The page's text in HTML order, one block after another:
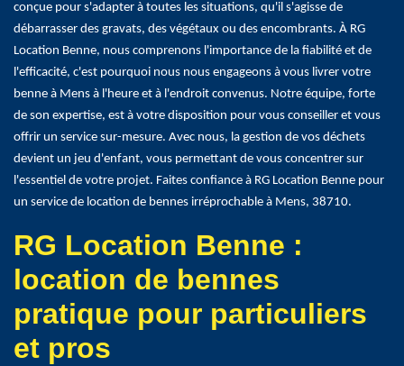
conçue pour s'adapter à toutes les situations, qu'il s'agisse de
débarrasser des gravats, des végétaux ou des encombrants. À RG
Location Benne, nous comprenons l'importance de la fiabilité et de
l'efficacité, c'est pourquoi nous nous engageons à vous livrer votre
benne à Mens à l'heure et à l'endroit convenus. Notre équipe, forte
de son expertise, est à votre disposition pour vous conseiller et vous
offrir un service sur-mesure. Avec nous, la gestion de vos déchets
devient un jeu d'enfant, vous permettant de vous concentrer sur
l'essentiel de votre projet. Faites confiance à RG Location Benne pour
un service de location de bennes irréprochable à Mens, 38710.
RG Location Benne :
location de bennes
pratique pour particuliers
et pros